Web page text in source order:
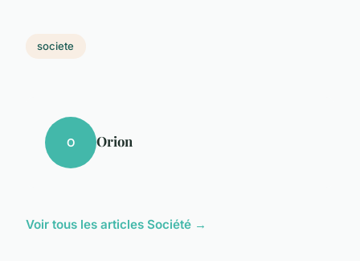
societe
O Orion
Voir tous les articles Société →